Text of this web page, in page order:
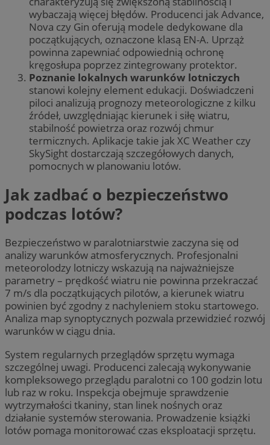
wybaczają więcej błędów. Producenci jak Advance,
Nova czy Gin oferują modele dedykowane dla
początkujących, oznaczone klasą EN-A. Uprząż
powinna zapewniać odpowiednią ochronę
kręgosłupa poprzez zintegrowany protektor.
Poznanie lokalnych warunków lotniczych
stanowi kolejny element edukacji. Doświadczeni
piloci analizują prognozy meteorologiczne z kilku
źródeł, uwzględniając kierunek i siłę wiatru,
stabilność powietrza oraz rozwój chmur
termicznych. Aplikacje takie jak XC Weather czy
SkySight dostarczają szczegółowych danych,
pomocnych w planowaniu lotów.
Jak zadbać o bezpieczeństwo
podczas lotów?
Bezpieczeństwo w paralotniarstwie zaczyna się od
analizy warunków atmosferycznych. Profesjonalni
meteorolodzy lotniczy wskazują na najważniejsze
parametry – prędkość wiatru nie powinna przekraczać
7 m/s dla początkujących pilotów, a kierunek wiatru
powinien być zgodny z nachyleniem stoku startowego.
Analiza map synoptycznych pozwala przewidzieć rozwój
warunków w ciągu dnia.
System regularnych przeglądów sprzętu wymaga
szczególnej uwagi. Producenci zalecają wykonywanie
kompleksowego przeglądu paralotni co 100 godzin lotu
lub raz w roku. Inspekcja obejmuje sprawdzenie
wytrzymałości tkaniny, stan linek nośnych oraz
działanie systemów sterowania. Prowadzenie książki
lotów pomaga monitorować czas eksploatacji sprzętu.